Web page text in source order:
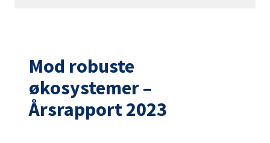
Mod robuste
økosystemer –
Årsrapport 2023